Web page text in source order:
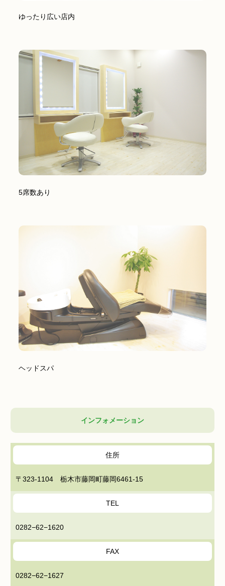
ゆったり広い店内
5席数あり
ヘッドスパ
インフォメーション
住所
〒323-1104 栃木市藤岡町藤岡6461-15
TEL
0282−62−1620
FAX
0282−62−1627